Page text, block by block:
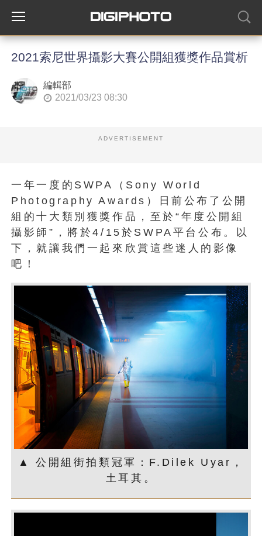
2021索尼世界攝影大賽公開組獲獎作品賞析
編輯部
2021/03/23 08:30
ADVERTISEMENT
一年一度的SWPA（Sony World
Photography Awards）日前公布了公開
組的十大類別獲獎作品，至於“年度公開組
攝影師”，將於4/15於SWPA平台公布。以
下，就讓我們一起來欣賞這些迷人的影像
吧！
▲ 公開組街拍類冠軍：F.Dilek Uyar，
土耳其。